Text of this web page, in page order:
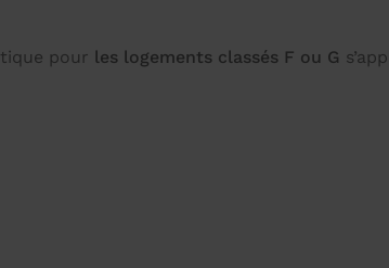
pour les logements classés F ou G